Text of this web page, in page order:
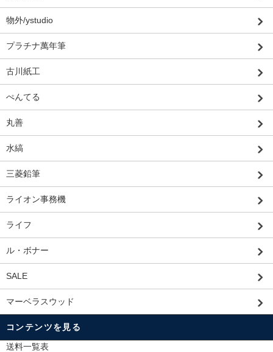
物外/ystudio
プラチナ萬年筆
古川紙工
ぺんてる
丸善
水縞
三菱鉛筆
ライオン事務機
ライフ
ル・ボナー
SALE
マーベラスウッド
コンテンツを見る
送料一覧表